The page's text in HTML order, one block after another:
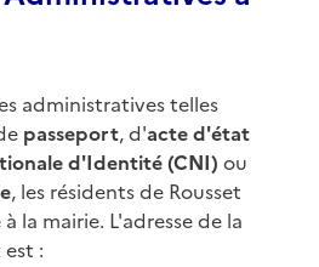
administratives telles
passeport, d'acte d'état
d'Identité (CNI) ou
, les résidents de Rousset
la mairie. L'adresse de la
: